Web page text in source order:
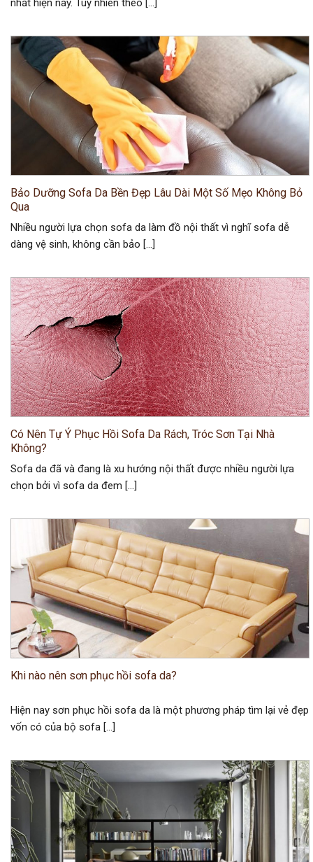
nhất hiện nay. Tuy nhiên theo […]
Bảo Dưỡng Sofa Da Bền Đẹp Lâu Dài Một Số Mẹo Không Bỏ
Qua
Nhiều người lựa chọn sofa da làm đồ nội thất vì nghĩ sofa dễ
dàng vệ sinh, không cần bảo […]
Có Nên Tự Ý Phục Hồi Sofa Da Rách, Tróc Sơn Tại Nhà
Không?
Sofa da đã và đang là xu hướng nội thất được nhiều người lựa
chọn bởi vì sofa da đem […]
Khi nào nên sơn phục hồi sofa da?
Hiện nay sơn phục hồi sofa da là một phương pháp tìm lại vẻ đẹp
vốn có của bộ sofa […]